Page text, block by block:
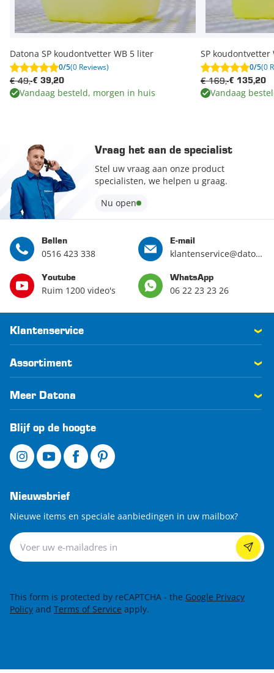
Datona SP koudontvetter WB 5 liter
0/5(0 Reviews)
€ 39,20
€ 49,-
Vandaag besteld, morgen in huis
SP koudontvetter
0/5(0
€ 135,20
€ 169,-
Vandaag
Vraag het aan de specialist
Stel uw vraag aan onze product
specialisten, we helpen u graag.
Nu open
Bellen
0516 423 338
E-mail
klantenservice@datona.nl
Youtube
Ruim 1200 video's
WhatsApp
06 22 23 23 26
Klantenservice
Assortiment
Meer Datona
Blijf op de hoogte
Nieuwsbrief
Nieuwe items en speciale aanbiedingen in uw mailbox?
Nieuwsbrief
This form is protected by reCAPTCHA - the Google Privacy
Policy and Terms of Service apply.